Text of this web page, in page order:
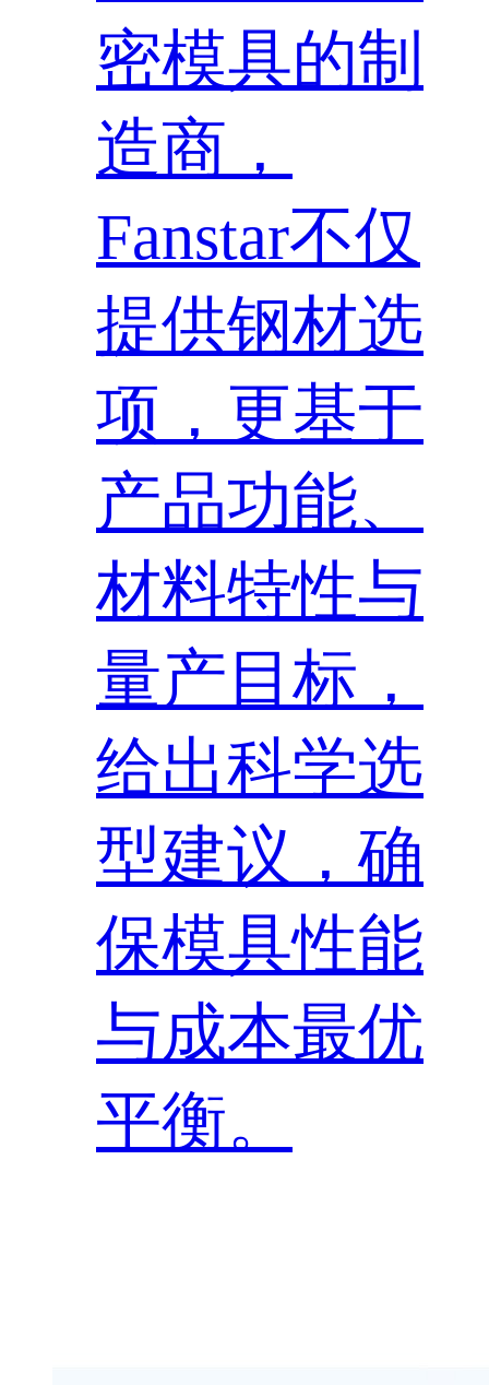
密模具的制
造商，
Fanstar不仅
提供钢材选
项，更基于
产品功能、
材料特性与
量产目标，
给出科学选
型建议，确
保模具性能
与成本最优
平衡。